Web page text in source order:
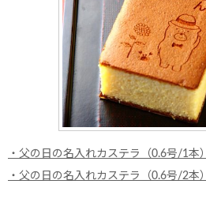
・父の日の名入れカステラ（0.6号/1本）
・父の日の名入れカステラ（0.6号/2本）